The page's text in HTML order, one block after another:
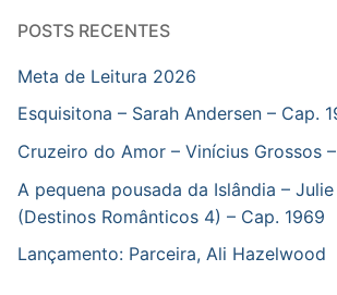
POSTS RECENTES
Meta de Leitura 2026
Esquisitona – Sarah Andersen – Cap.
Cruzeiro do Amor – Vinícius Grossos
A pequena pousada da Islândia –
(Destinos Românticos 4) – Cap. 1969
Lançamento: Parceira, Ali Hazelwood